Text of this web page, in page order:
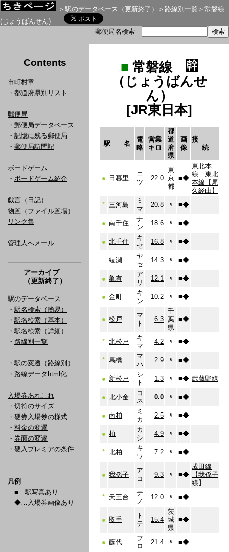
＞ 駅のデータベース（更新終了） ＞ 路線別一覧 ＞常磐線
(じょうばんせん)
郵便局名検索
Contents
市町村章
・ 都道府県別リスト
郵便局
・ 郵便局データベース
・ 記憶に残る郵便局
・ 郵便局訪問記
ボードゲーム
・ ボードゲーム紹介
戯言（日記）
物置（ファイル置場）
リンク集
管理人へメール
アーカイブ
（更新終了）
駅のデータベース
・ 駅名検索（簡易）
・ 駅名検索（基本）
・駅名検索（詳細）
・ 路線別一覧
・ 駅の変遷（路線別）
・ 路線データhtml化
入場券あれこれ
・ 切符のサイズ
・ 硬券入場券の様式
・ 料金の変遷
・ 券面の変遷
・ 硬入プレミアの条件
凡例
■…駅写真あり
◆…入場券画像あり
■ 常磐線
（じょうばんせ
ん）
[JR東日本]
駅 名
電
略
営業
キロ
都
道
府
県
画
像
接
続
● 日暮里
ニ
ツ
22.0
東
京
都
■◆
東北本
線
東北
本線【尾
久経由】
* 三河島
ミ
マ
20.8 〃 ■◆
● 南千住
ナ
ン
18.6 〃 ■◆
● 北千住
キ
セ
16.8 〃 ■◆
綾瀬
ヤ
セ
14.3 〃 ■◆
● 亀有
ア
リ
12.1 〃 ■◆
● 金町
キ
ン
10.2 〃 ■◆
● 松戸
マ
ト
6.3
千
葉
県
■◆
* 北松戸
キ
マ
4.2 〃 ■◆
* 馬橋
マ
ハ
2.9 〃 ■◆
● 新松戸
シ
ト
1.3 〃 ■◆ 武蔵野線
● 北小金
コ
ネ
0.0 〃 ■◆
● 南柏
ミ
カ
2.5 〃 ■◆
● 柏
カ
シ
4.9 〃 ■◆
* 北柏
キ
ワ
7.2 〃 ■◆
● 我孫子
ア
コ
9.3 〃 ■◆
成田線
【我孫子
線】
* 天王台
テ
ノ
12.0 〃 ■◆
● 取手
ト
テ
15.4
茨
城
県
■◆
● 藤代
フ
ロ
21.4 〃 ■◆